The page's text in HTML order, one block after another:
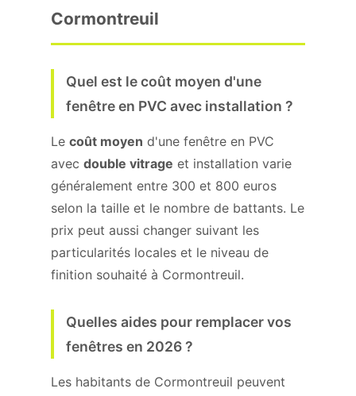
Cormontreuil
Quel est le coût moyen d'une
fenêtre en PVC avec installation ?
Le coût moyen d'une fenêtre en PVC
avec double vitrage et installation varie
généralement entre 300 et 800 euros
selon la taille et le nombre de battants. Le
prix peut aussi changer suivant les
particularités locales et le niveau de
finition souhaité à Cormontreuil.
Quelles aides pour remplacer vos
fenêtres en 2026 ?
Les habitants de Cormontreuil peuvent